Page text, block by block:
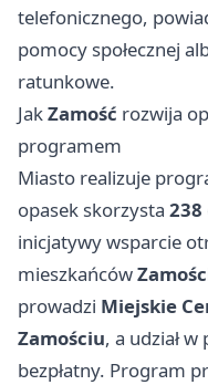
telefonicznego,
pomocy społecznej
ratunkowe.
JakZamość rozwija
programem
Miasto realizuje
opasek skorzysta 238
inicjatywy wsparcie
mieszkańców
prowadzi Miejskie
Zamościu, a udział
bezpłatny. Program